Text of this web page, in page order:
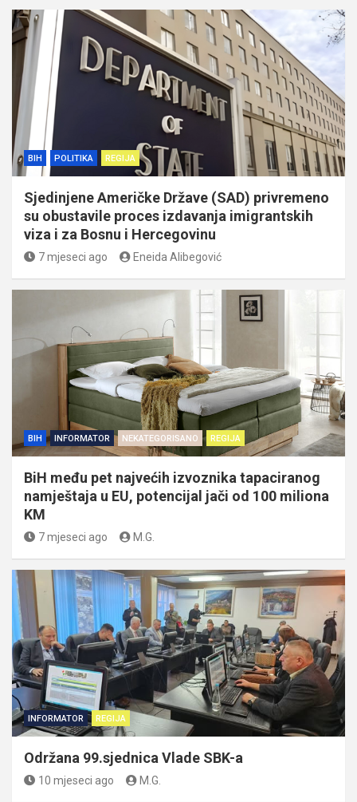
BIH POLITIKA REGIJA
Sjedinjene Američke Države (SAD) privremeno
su obustavile proces izdavanja imigrantskih
viza i za Bosnu i Hercegovinu
7 mjeseci ago Eneida Alibegović
BIH INFORMATOR NEKATEGORISANO REGIJA
BiH među pet najvećih izvoznika tapaciranog
namještaja u EU, potencijal jači od 100 miliona
KM
7 mjeseci ago M.G.
INFORMATOR REGIJA
Održana 99.sjednica Vlade SBK-a
10 mjeseci ago M.G.